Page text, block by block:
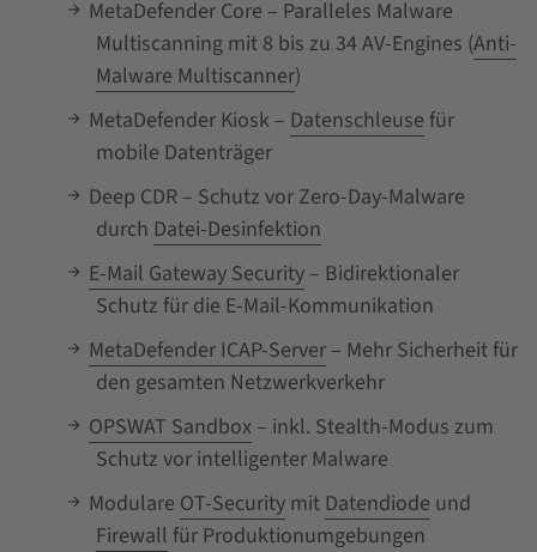
MetaDefender Core – Paralleles Malware
Multiscanning mit 8 bis zu 34 AV-Engines (Anti-
Malware Multiscanner)
MetaDefender Kiosk – Datenschleuse für
mobile Datenträger
Deep CDR – Schutz vor Zero-Day-Malware
durch Datei-Desinfektion
E-Mail Gateway Security– Bidirektionaler
Schutz für die E-Mail-Kommunikation
MetaDefender ICAP-Server– Mehr Sicherheit für
den gesamten Netzwerkverkehr
OPSWAT Sandbox– inkl. Stealth-Modus zum
Schutz vor intelligenter Malware
Modulare OT-Securitymit Datendiode und
Firewall für Produktionumgebungen